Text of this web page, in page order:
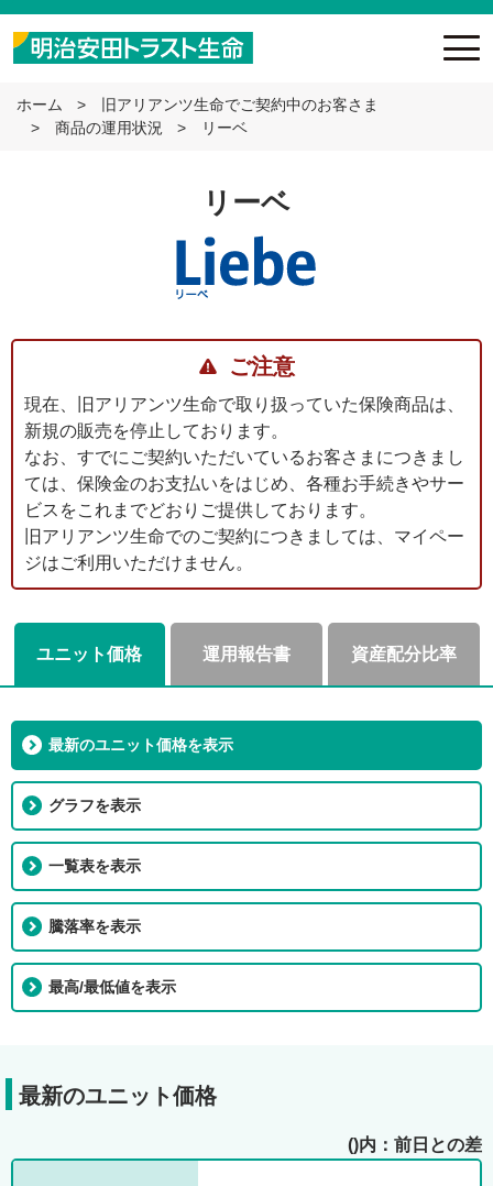
ホーム
旧アリアンツ生命でご契約中のお客さま
商品の運用状況
リーベ
リーベ
ご注意
現在、旧アリアンツ生命で取り扱っていた保険商品は、
新規の販売を停止しております。
なお、すでにご契約いただいているお客さまにつきまし
ては、保険金のお支払いをはじめ、各種お手続きやサー
ビスをこれまでどおりご提供しております。
旧アリアンツ生命でのご契約につきましては、マイペー
ジはご利用いただけません。
ユニット価格 運用報告書 資産配分比率
最新のユニット価格を表示
グラフを表示
一覧表を表示
騰落率を表示
最高/最低値を表示
最新のユニット価格
()内：前日との差